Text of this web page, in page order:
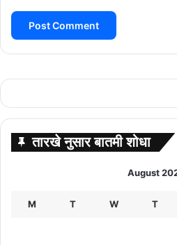
तारखे नुसार बातमी शोधा
August
M T W T